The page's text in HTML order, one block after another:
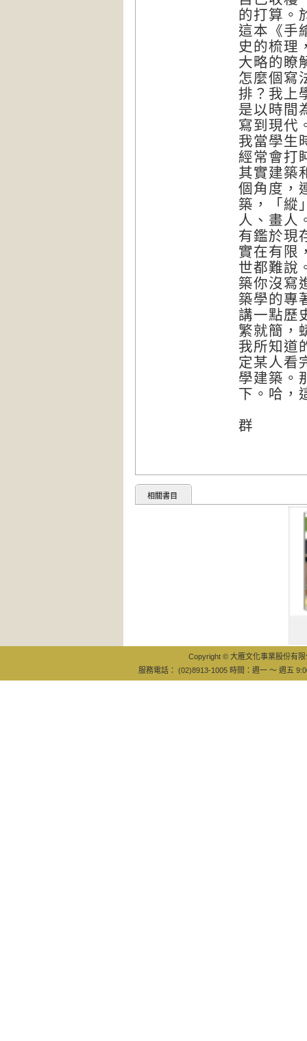
的打算。
這本《手
史的梳理
大略的瞭
怎麼個寫
排？我上
是以時間
寫到現代
我當學生
經常會打
其實建築
個角度，
築，「縱
人、畫人
有鑑於現
實在有限
世都難說
築你沒寫
築學的專
講一點歷
繁就簡，
我所知道
定某人看
學建築。
下。哈，
群
相關書目
Copyright © 大雁文化事業股份有
服務電話： (02)8913-1005 時間：週一 ～ 週五